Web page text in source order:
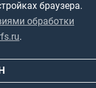
браузера.
обработки
.